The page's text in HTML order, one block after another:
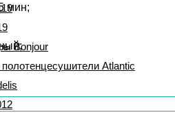
Bonjour
Atlantic
мин;